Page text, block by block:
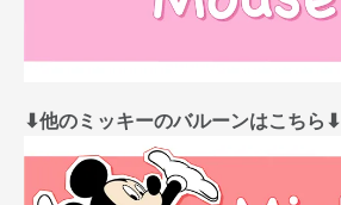
⬇︎他のミッキーのバルーンはこちら⬇︎